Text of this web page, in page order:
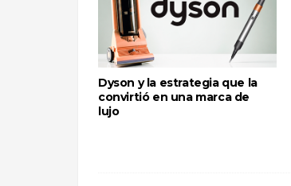
Dyson y la estrategia que la
convirtió en una marca de
lujo